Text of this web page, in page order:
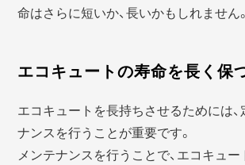
命はさらに短いか、長いかもしれません。
エコキュートの寿命を長く保
エコキュートを長持ちさせるためには
ナンスを行うことが重要です。
メンテナンスを行うことで、エコキュ